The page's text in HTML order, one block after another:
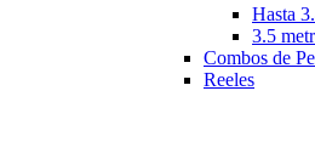
Hasta
3.5
Combos de
Reeles